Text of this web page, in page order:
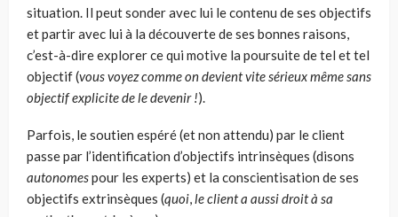
situation. Il peut sonder avec lui le contenu de ses objectifs
et partir avec lui à la découverte de ses bonnes raisons,
c’est-à-dire explorer ce qui motive la poursuite de tel et tel
objectif (vous voyez comme on devient vite sérieux même sans
objectif explicite de le devenir !).
Parfois, le soutien espéré (et non attendu) par le client
passe par l’identification d’objectifs intrinsèques (disons
autonomespour les experts) et la conscientisation de ses
objectifs extrinsèques (quoi,le client a aussi droit à sa